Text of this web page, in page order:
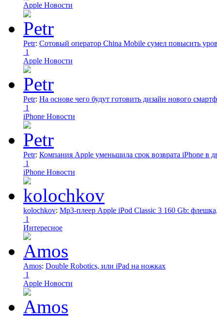
Apple Новости
Petr: Сотовый оператор China Mobile сумел повысить
1
Apple Новости
Petr: На основе чего будут готовить дизайн нового
1
iPhone Новости
Petr: Компания Apple уменьшила срок возврата iPhone в
1
iPhone Новости
kolochkov: Mp3-плеер Apple iPod Classic 3 160 Gb:
1
Интересное
Amos: Double Robotics, или iPad на ножках
1
Apple Новости